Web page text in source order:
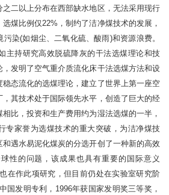
二以上分布在西部缺水地区，无法采用现行
煤比例仅22%，制约了洁净煤技术的发展，
染(如烟尘、二氧化硫、酸雨)和资源浪费。
主持研究高效脱硫降灰的干法选煤理论和技
发明了空气重介质流化床干法选煤方法和设
态流化的选煤理论，建立了世界上第一座空
其技术处于国际领先水平，创造了巨大的经
比，投资和生产费用约为湿法选煤的一半，
专家誉为选煤技术的重大突破，为洁净煤技
遇水易泥化煤炭的分选开创了一种新的高效
性的问题，该成果也具有重要的国际意义
在作此项研究，但目前仍处在实验室研究阶
国发明专利，1996年获国家发明奖三等奖，